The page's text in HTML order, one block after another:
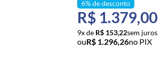
R$ 1.296,26no PIX
R$ 1.379,00
9x de R$ 153,22